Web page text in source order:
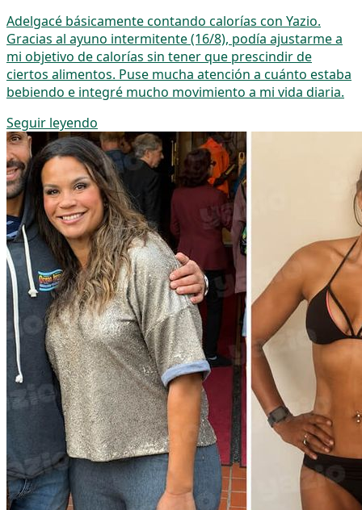
Adelgacé básicamente contando calorías con Yazio.
Gracias al ayuno intermitente (16/8), podía ajustarme a
mi objetivo de calorías sin tener que prescindir de
ciertos alimentos. Puse mucha atención a cuánto estaba
bebiendo e integré mucho movimiento a mi vida diaria.
Seguir leyendo